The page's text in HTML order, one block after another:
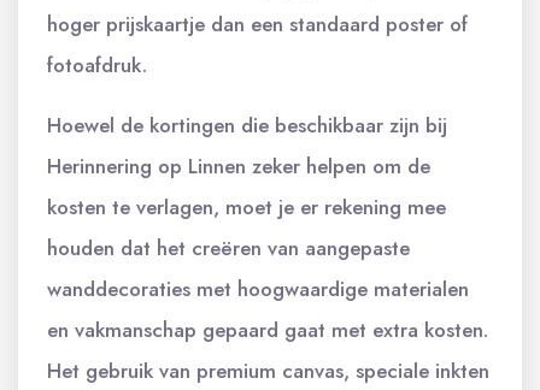
hoger prijskaartje dan een standaard poster of
fotoafdruk.
Hoewel de kortingen die beschikbaar zijn bij
Herinnering op Linnen zeker helpen om de
kosten te verlagen, moet je er rekening mee
houden dat het creëren van aangepaste
wanddecoraties met hoogwaardige materialen
en vakmanschap gepaard gaat met extra kosten.
Het gebruik van premium canvas, speciale inkten